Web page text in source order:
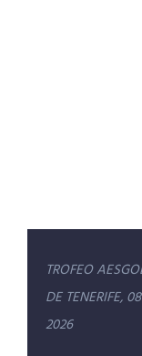
de
entradas
TROFEO
DE TENERIFE,
2026